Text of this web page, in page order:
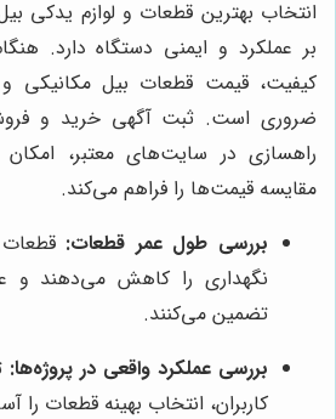
انتخاب بهترین قطعات و لوازم یدکی
بر عملکرد و ایمنی دستگاه دارد.
کیفیت، قیمت قطعات بیل
ضروری است. ثبت آگهی خرید و
راهسازی در سایت‌های معتبر،
مقایسه قیمت‌ها را فراهم می‌کند.
بررسی طول عمر قطعات: قطعات
نگهداری را کاهش می‌دهند و
تضمین می‌کنند.
بررسی عملکرد واقعی در پروژه‌ها:
کاربران، انتخاب بهینه قطعات را